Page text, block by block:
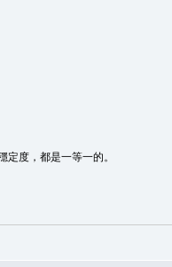
度，都是一等一的。